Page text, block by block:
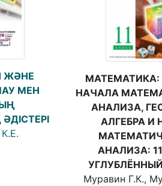
ЖƏНЕ
МЕН
МАТЕМАТИКА:
НАЧАЛА
АНАЛИЗА,
АЛГЕБРА И
АНАЛИЗА:
Муравин Г.К.,